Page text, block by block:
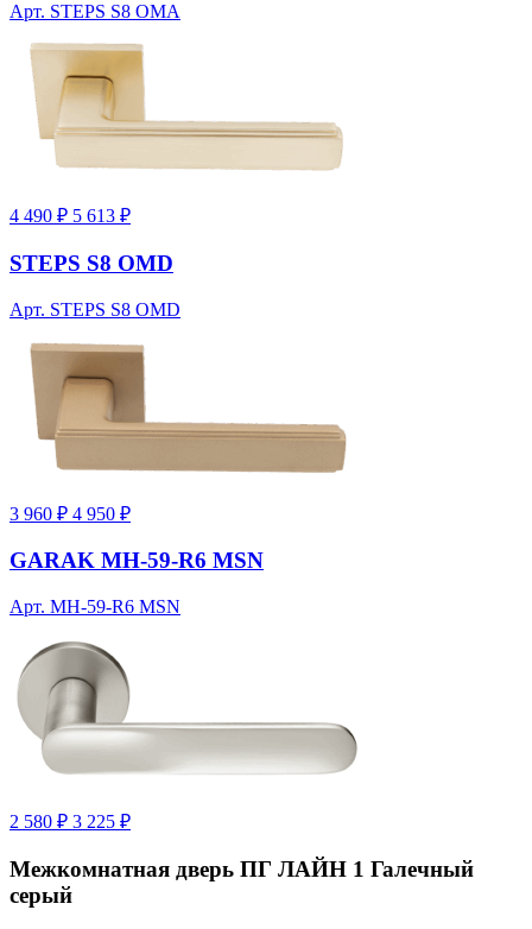
Арт. STEPS S8 OMA
4 490 ₽ 5 613 ₽
STEPS S8 OMD
Арт. STEPS S8 OMD
3 960 ₽ 4 950 ₽
GARAK MH-59-R6 MSN
Арт. MH-59-R6 MSN
2 580 ₽ 3 225 ₽
Межкомнатная дверь ПГ ЛАЙН 1 Галечный
серый